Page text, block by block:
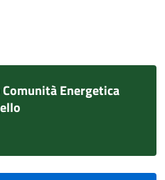
Comunità Energetica